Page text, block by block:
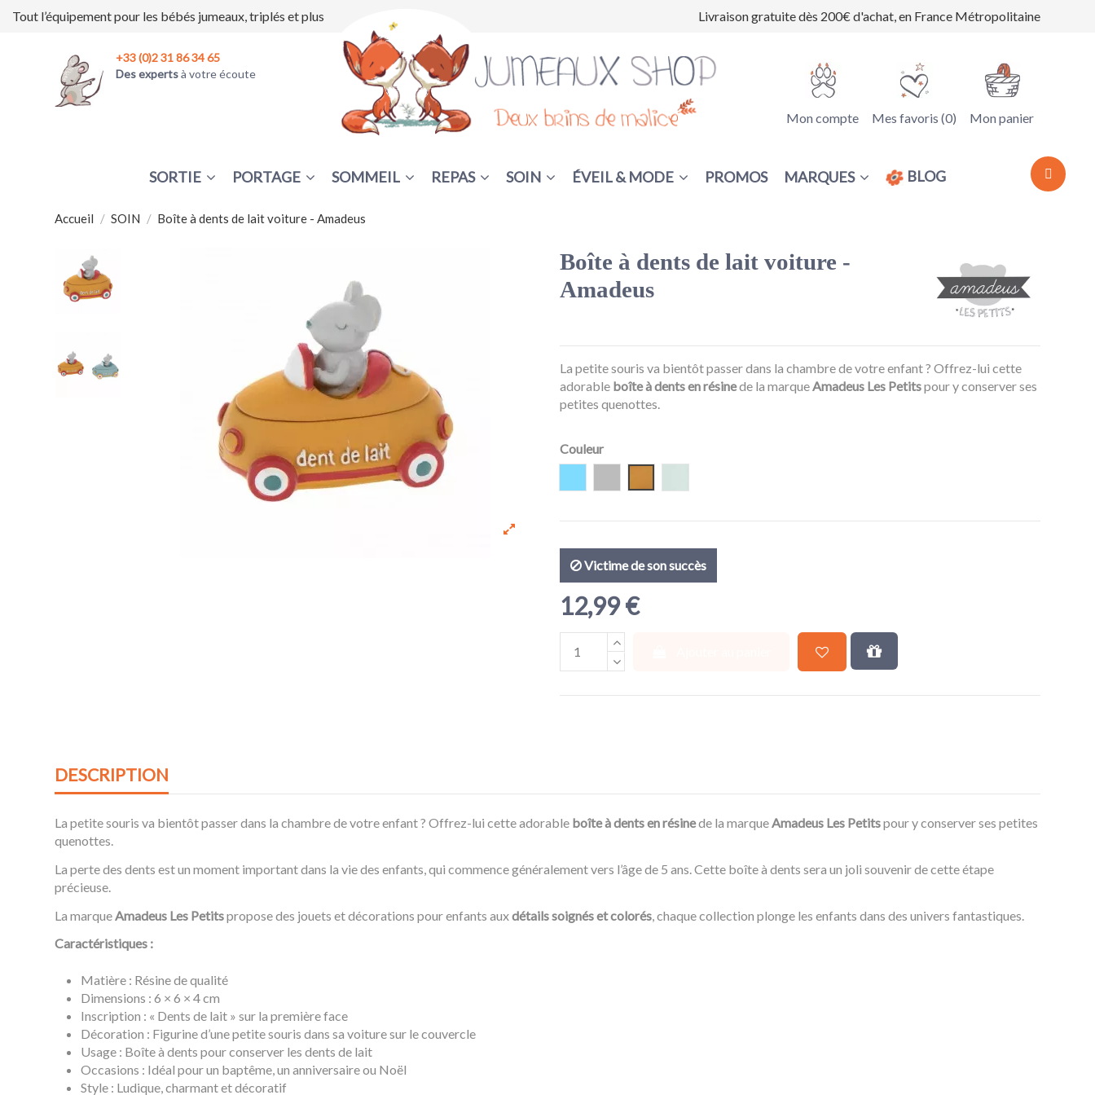
Tout l’équipement pour les bébés jumeaux, triplés et plus Livraison gratuite dès 200€ d'achat, en France Métropolitaine
Mon compte Mes favoris (0) Mon panier
+33 (0)2 31 86 34 65
Des expertsà votre écoute
SORTIE PORTAGE SOMMEIL REPAS SOIN ÉVEIL & MODE PROMOS MARQUES BLOG
Accueil SOIN Boîte à dents de lait voiture - Amadeus
Boîte à dents de lait voiture -
Amadeus
La petite souris va bientôt passer dans la chambre de votre enfant ? Offrez-lui cette
adorable boîte à dents en résinede la marque Amadeus Les Petitspour y conserver ses
petites quenottes.
Couleur
Victime de son succès
12,99 €
DESCRIPTION
La petite souris va bientôt passer dans la chambre de votre enfant ? Offrez-lui cette adorable boîte à dents en résinede la marqueAmadeus Les Petitspour y conserver ses petites
quenottes.
La perte des dents est un moment important dans la vie des enfants, qui commence généralement vers l’âge de 5 ans. Cette boîte à dents sera un joli souvenir de cette étape
précieuse.
La marque Amadeus Les Petitspropose des jouets et décorations pour enfants auxdétails soignés et colorés , chaque collection plonge les enfants dans des univers fantastiques.
Caractéristiques :
Matière : Résine de qualité
Dimensions : 6 × 6 × 4 cm
Inscription : « Dents de lait » sur la première face
Décoration : Figurine d’une petite souris dans sa voiture sur le couvercle
Usage : Boîte à dents pour conserver les dents de lait
Occasions : Idéal pour un baptême, un anniversaire ou Noël
Style : Ludique, charmant et décoratif